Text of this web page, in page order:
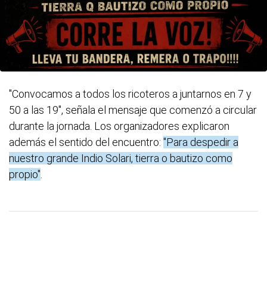
"Convocamos a todos los ricoteros a juntarnos en 7 y
50 a las 19", señala el mensaje que comenzó a circular
durante la jornada. Los organizadores explicaron
además el sentido del encuentro: "Para despedir a
nuestro grande Indio Solari, tierra o bautizo como
propio"